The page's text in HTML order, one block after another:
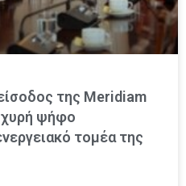
της Meridiam
ψήφο
τομέα της